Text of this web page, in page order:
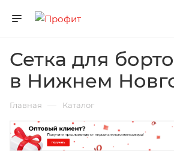
Сетка для
в Нижнем
Главная — Каталог